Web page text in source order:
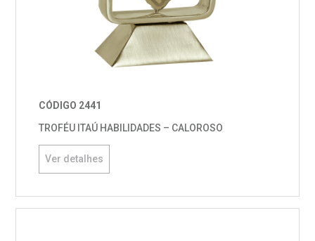
CÓDIGO 2441
TROFÉU ITAÚ HABILIDADES – CALOROSO
Ver detalhes